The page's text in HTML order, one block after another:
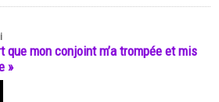
que mon conjoint m’a trompée et mis
»